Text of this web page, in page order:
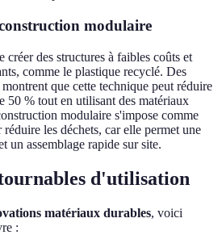
modulaire
des structures à faibles coûts et
comme le plastique recyclé. Des
que cette technique peut réduire
50 % tout en utilisant des matériaux
modulaire s'impose comme
les déchets, car elle permet une
un assemblage rapide sur site.
d'utilisation
matériaux durables, voici
: